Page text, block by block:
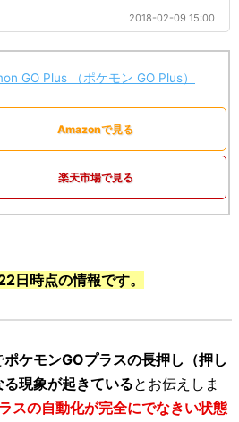
2018-02-09 15:00
GO Plus （ポケモン GO Plus）
Amazonで見る
楽天市場で見る
日時点の情報です。
ポケモンGOプラスの長押し（押し
現象が起きているとお伝えしま
スの自動化が完全にでなきい状態